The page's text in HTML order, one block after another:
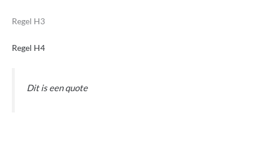
Regel H3
Regel H4
Dit is een quote